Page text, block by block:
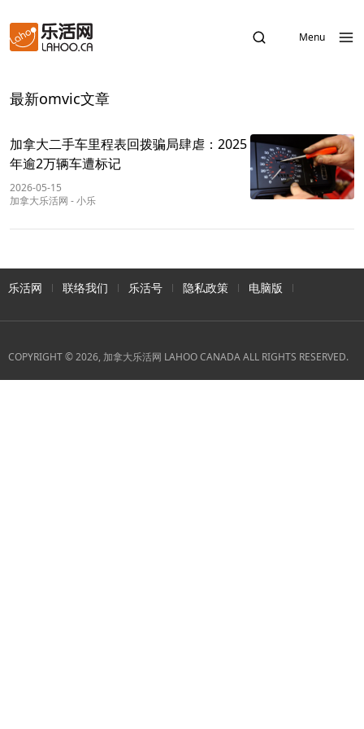
Menu
最新omvic文章
加拿大二手车里程表回拨骗局肆虐：2025
年逾2万辆车遭标记
2026-05-15
加拿大乐活网 -小乐
乐活网 联络我们 乐活号 隐私政策 电脑版
COPYRIGHT © 2026, 加拿大乐活网 LAHOO CANADA ALL RIGHTS RESERVED.